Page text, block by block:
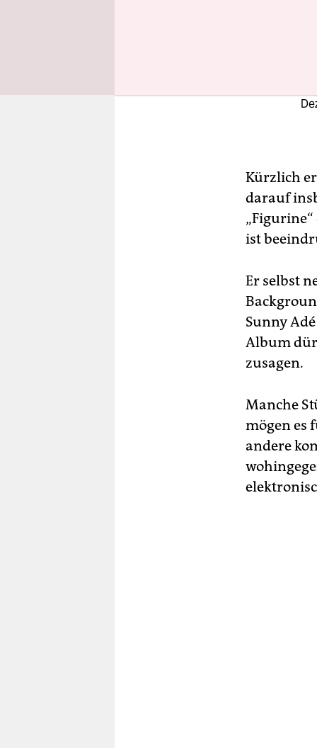
Kürzlich
darauf
ist
Er selbst
Sunny
Album
zusagen.
Manche
mögen es
andere